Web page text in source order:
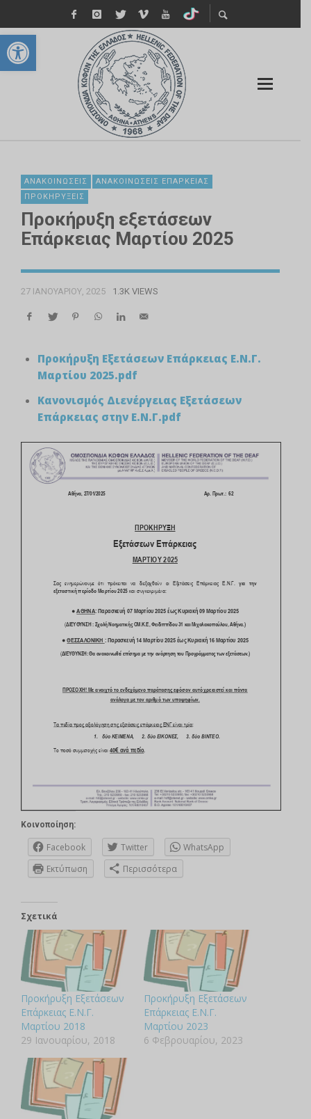
Ανοίξτε τη γραμμή εργαλείων
ΑΝΑΚΟΙΝΏΣΕΙΣ
ΑΝΑΚΟΙΝΏΣΕΙΣ ΕΠΆΡΚΕΙΑΣ
ΠΡΟΚΗΡΎΞΕΙΣ
Προκήρυξη εξετάσεων
Επάρκειας Μαρτίου 2025
27 ΙΑΝΟΥΑΡΊΟΥ, 2025 1.3K VIEWS
Προκήρυξη Εξετάσεων Επάρκειας Ε.Ν.Γ.
Μαρτίου 2025.pdf
Κανονισμός Διενέργειας Εξετάσεων
Επάρκειας στην Ε.Ν.Γ.pdf
Κοινοποίηση:
Facebook Twitter
WhatsApp
Εκτύπωση
Περισσότερα
Σχετικά
Προκήρυξη Εξετάσεων
Επάρκειας Ε.Ν.Γ.
Μαρτίου 2018
29 Ιανουαρίου, 2018
Προκήρυξη Εξετάσεων
Επάρκειας Ε.Ν.Γ.
Μαρτίου 2023
6 Φεβρουαρίου, 2023